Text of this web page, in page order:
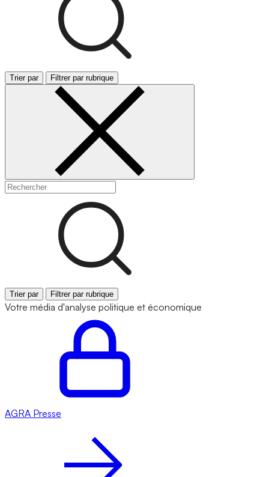
Trier par Filtrer par rubrique
Trier par Filtrer par rubrique
Votre média d'analyse politique et économique
AGRA Presse